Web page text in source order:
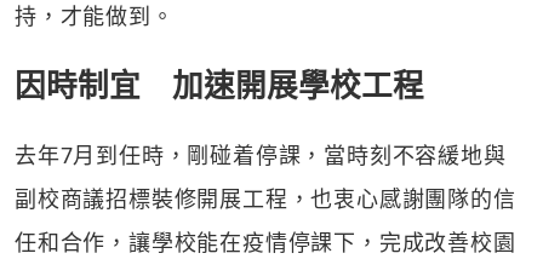
持，才能做到。
因時制宜 加速開展學校工程
去年7月到任時，剛碰着停課，當時刻不容緩地與
副校商議招標裝修開展工程，也衷心感謝團隊的信
任和合作，讓學校能在疫情停課下，完成改善校園